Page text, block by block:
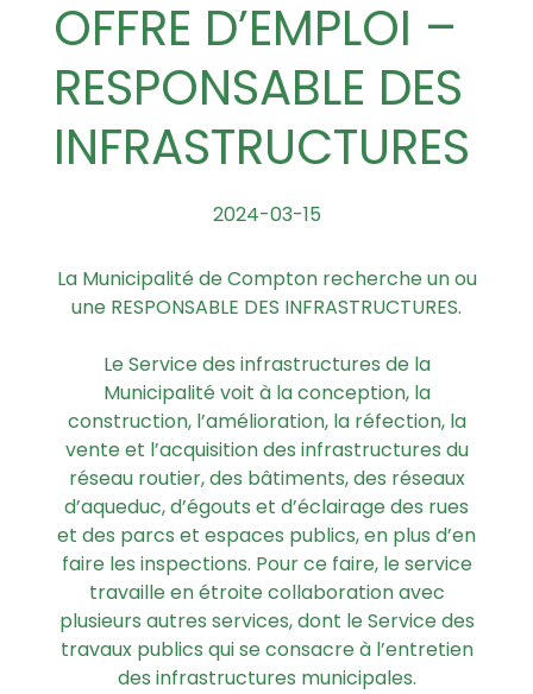
OFFRE D’EMPLOI –
RESPONSABLE DES
INFRASTRUCTURES
2024-03-15
La Municipalité de Compton recherche un ou
une RESPONSABLE DES INFRASTRUCTURES.
Le Service des infrastructures de la
Municipalité voit à la conception, la
construction, l’amélioration, la réfection, la
vente et l’acquisition des infrastructures du
réseau routier, des bâtiments, des réseaux
d’aqueduc, d’égouts et d’éclairage des rues
et des parcs et espaces publics, en plus d’en
faire les inspections. Pour ce faire, le service
travaille en étroite collaboration avec
plusieurs autres services, dont le Service des
travaux publics qui se consacre à l’entretien
des infrastructures municipales.